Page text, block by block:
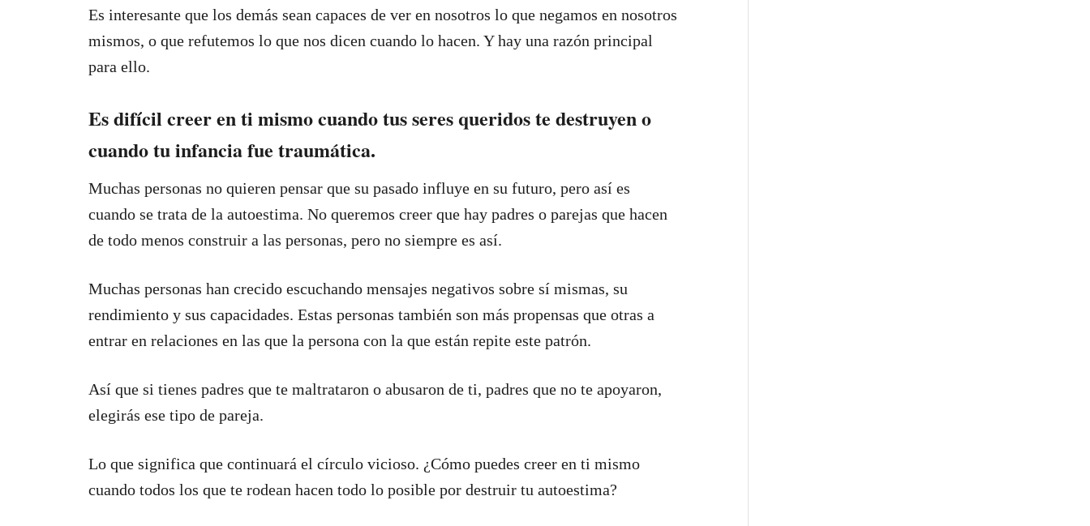
Es interesante que los demás sean capaces de ver en nosotros lo que negamos en nosotros
mismos, o que refutemos lo que nos dicen cuando lo hacen. Y hay una razón principal
para ello.
Es difícil creer en ti mismo cuando tus seres queridos te destruyen o
cuando tu infancia fue traumática.
Muchas personas no quieren pensar que su pasado influye en su futuro, pero así es
cuando se trata de la autoestima. No queremos creer que hay padres o parejas que hacen
de todo menos construir a las personas, pero no siempre es así.
Muchas personas han crecido escuchando mensajes negativos sobre sí mismas, su
rendimiento y sus capacidades. Estas personas también son más propensas que otras a
entrar en relaciones en las que la persona con la que están repite este patrón.
Así que si tienes padres que te maltrataron o abusaron de ti, padres que no te apoyaron,
elegirás ese tipo de pareja.
Lo que significa que continuará el círculo vicioso. ¿Cómo puedes creer en ti mismo
cuando todos los que te rodean hacen todo lo posible por destruir tu autoestima?